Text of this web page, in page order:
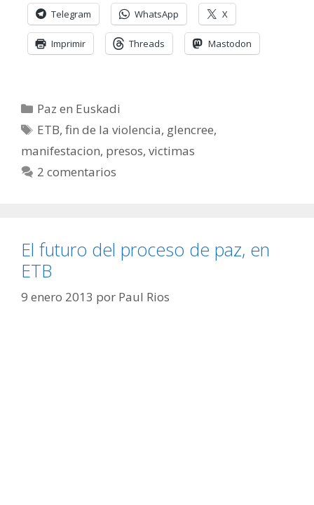
Telegram WhatsApp X
Imprimir Threads Mastodon
Categorías
Paz en Euskadi
Etiquetas
ETB,fin de la violencia, glencree,
manifestacion, presos, victimas
2 comentarios
El futuro del proceso de paz, en
ETB
9 enero 2013 por Paul Rios